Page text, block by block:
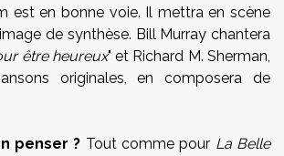
est en bonne voie. Il mettra en scène
de synthèse. Bill Murray chantera
être heureux" et Richard M. Sherman,
originales, en composera de
penser ? Tout comme pour La Belle